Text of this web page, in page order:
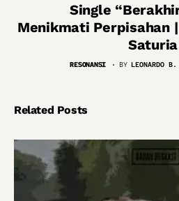
Single
Menikmati Perpisahan
Saturia
RESONANSI BY LEONARDO B.
Related Posts